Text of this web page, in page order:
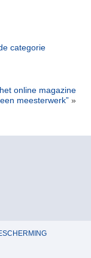
categorie
online magazine
meesterwerk” »